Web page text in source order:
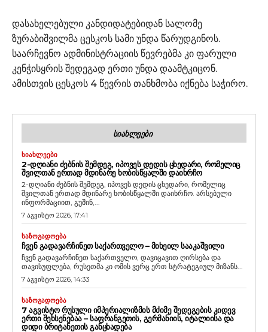
დასახელებული კანდიდატებიდან სალომე
ზურაბიშვილმა ცესკოს სამი უნდა წარუდგინოს.
საარჩევნო ადმინისტრაციის წევრებმა კი ფარული
კენჭისყრის შედეგად ერთი უნდა დაამტკიცონ.
ამისთვის ცესკოს 4 წევრის თანხმობა იქნება საჭირო.
ᲡᲘᲐᲮᲚᲔᲔᲑᲘ
ᲡᲘᲐᲮᲚᲔᲔᲑᲘ
2-ᲓᲦᲘᲐᲜᲘ ᲫᲔᲑᲜᲘᲡ ᲨᲔᲛᲓᲔᲒ, ᲘᲞᲝᲕᲔᲡ ᲓᲔᲓᲘᲡ ᲪᲮᲔᲓᲐᲠᲘ, ᲠᲝᲛᲔᲚᲘᲪ
ᲨᲕᲘᲚᲗᲐᲜ ᲔᲠᲗᲐᲓ ᲛᲓᲘᲜᲐᲠᲔ ᲮᲝᲑᲘᲡᲬᲧᲐᲚᲨᲘ ᲓᲐᲘᲮᲠᲩᲝ
2-დღიანი ძებნის შემდეგ, იპოვეს დედის ცხედარი, რომელიც
შვილთან ერთად მდინარე ხობისწყალში დაიხრჩო. არსებული
ინფორმაციით, გუშინ,...
7 აგვისტო 2026, 17:41
ᲡᲐᲖᲝᲒᲐᲓᲝᲔᲑᲐ
ᲩᲕᲔᲜ ᲒᲐᲓᲐᲕᲐᲠᲩᲘᲜᲔᲗ ᲡᲐᲥᲐᲠᲗᲕᲔᲚᲝ – ᲛᲘᲮᲔᲘᲚ ᲡᲐᲐᲙᲐᲨᲕᲘᲚᲘ
ჩვენ გადავარჩინეთ საქართველო, დავიცავით ღირსება და
თავისუფლება, რუსეთმა კი ომის ვერც ერთ სტრატეგიულ მიზანს...
7 აგვისტო 2026, 14:33
ᲡᲐᲖᲝᲒᲐᲓᲝᲔᲑᲐ
7 ᲐᲒᲕᲘᲡᲢᲝ ᲠᲣᲡᲣᲚᲘ ᲘᲛᲞᲔᲠᲘᲐᲚᲘᲖᲛᲘᲡ ᲛᲫᲘᲛᲔ ᲨᲔᲓᲔᲒᲔᲑᲘᲡ ᲙᲘᲓᲔᲕ
ᲔᲠᲗᲘ ᲨᲔᲮᲡᲔᲜᲔᲑᲐᲐ – ᲡᲐᲤᲠᲐᲜᲒᲔᲗᲘᲡ, ᲒᲔᲠᲛᲐᲜᲘᲘᲡ, ᲘᲢᲐᲚᲘᲘᲡᲐ ᲓᲐ
ᲓᲘᲓᲘ ᲑᲠᲘᲢᲐᲜᲔᲗᲘᲡ ᲒᲐᲜᲪᲮᲐᲓᲔᲑᲐ